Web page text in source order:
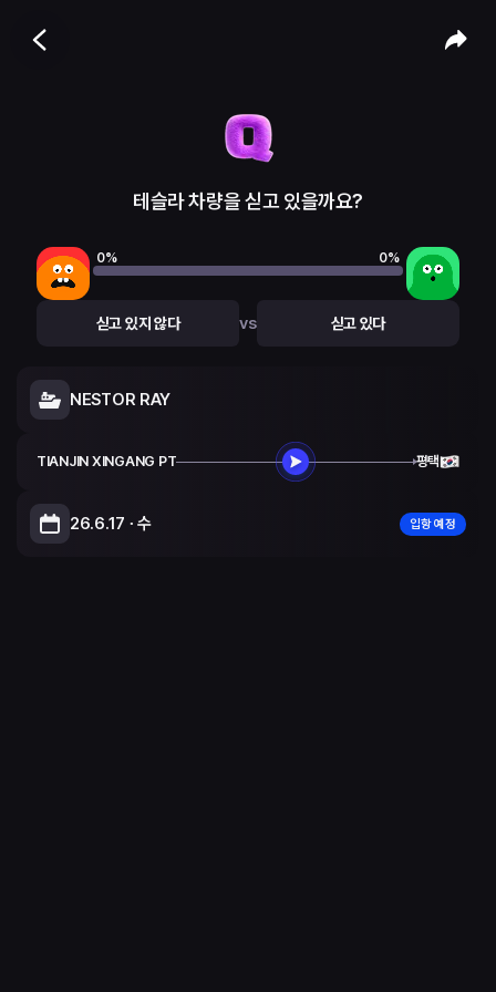
테슬라 차량을 싣고 있을까요?
0% 0%
싣고 있지 않다 vs 싣고 있다
NESTOR RAY
TIANJIN XINGANG PT 평택
26.6.17 ∙ 수 입항 예정